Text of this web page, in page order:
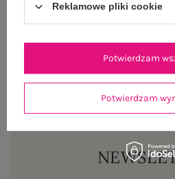
Reklamowe pliki cookie
Potwierdzam
Potwierdzam